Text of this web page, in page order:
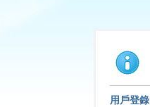
用戶登錄